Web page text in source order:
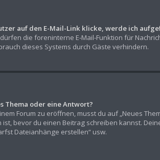
auf den E-Mail-Link klicke, werde ich
die foreninterne E-Mail-Funktion für
dieses Systems durch Gäste verhindern.
Thema oder eine Antwort?
Forum zu eröffnen, musst du auf „Neues
bevor du einen Beitrag schreiben kannst.
Dateianhänge erstellen“ usw.